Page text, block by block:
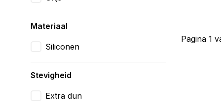
Materiaal
Siliconen
Stevigheid
Extra dun
Pagina 1